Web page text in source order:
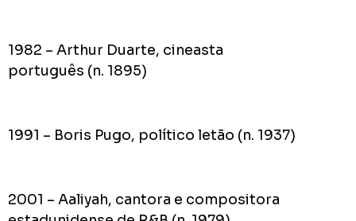
1982 – Arthur Duarte, cineasta
português (n. 1895)
1991 – Boris Pugo, político letão (n. 1937)
2001 – Aaliyah, cantora e compositora